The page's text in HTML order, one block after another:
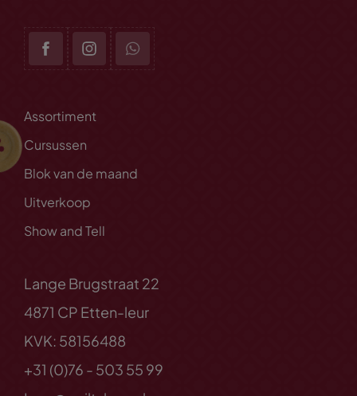
Assortiment
Cursussen
Blok van de maand
Uitverkoop
Show and Tell
Lange Brugstraat 22
4871 CP Etten-leur
KVK: 58156488
+31 (0)76 - 503 55 99